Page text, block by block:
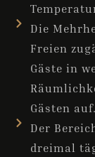
Die
Freien
Gäste in
Gästen auf.
Der
dreimal